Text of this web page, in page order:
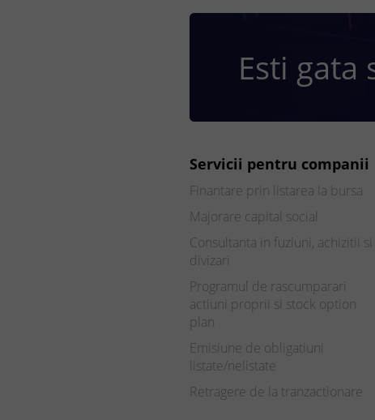
Esti gata
Servicii pentru companii
Finantare prin listarea la bursa
Majorare capital social
Consultanta in fuziuni, achizitii si
divizari
Programul de rascumparari
actiuni proprii si stock option
plan
Emisiune de obligatiuni
listate/nelistate
Retragere de la tranzactionare